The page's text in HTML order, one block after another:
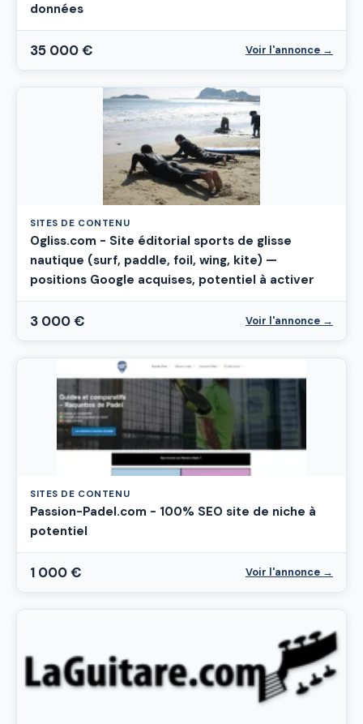
données
35 000 € Voir l'annonce →
SITES DE CONTENU
Ogliss.com - Site éditorial sports de glisse
nautique (surf, paddle, foil, wing, kite) —
positions Google acquises, potentiel à activer
3 000 € Voir l'annonce →
SITES DE CONTENU
Passion-Padel.com - 100% SEO site de niche à
potentiel
1 000 € Voir l'annonce →